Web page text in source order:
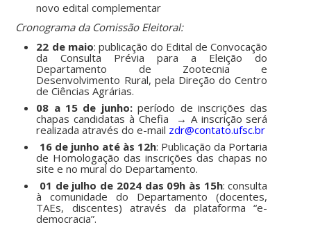
novo edital complementar
Cronograma da Comissão Eleitoral:
22 de maio: publicação do Edital de Convocação
da Consulta Prévia para a Eleição do
Departamento de Zootecnia e
Desenvolvimento Rural, pela Direção do Centro
de Ciências Agrárias.
08 a 15 de junho:período de inscrições das
chapas candidatas à Chefia → A inscrição será
realizada através do e-mail zdr@contato.ufsc.br
16 de junho até às 12h: Publicação da Portaria
de Homologação das inscrições das chapas no
site e no mural do Departamento.
01 de julho de 2024 das 09h às 15h:consulta
à comunidade do Departamento (docentes,
TAEs, discentes) através da plataforma “e-
democracia”.